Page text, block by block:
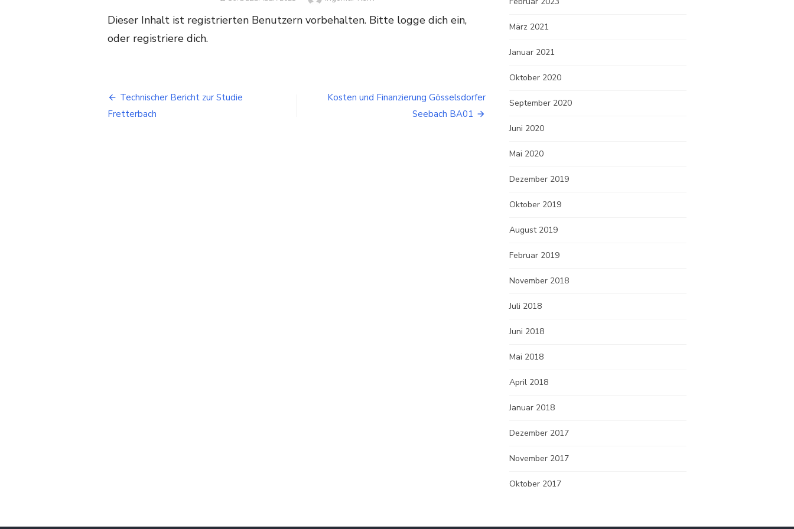
Dieser Inhalt ist registrierten Benutzern vorbehalten. Bitte logge dich ein,
oder registriere dich.
Beitragsnavigation
Technischer Bericht zur Studie
Fretterbach
Kosten und Finanzierung Gösselsdorfer
Seebach BA01
März 2021
Januar 2021
Oktober 2020
September 2020
Juni 2020
Mai 2020
Dezember 2019
Oktober 2019
August 2019
Februar 2019
November 2018
Juli 2018
Juni 2018
Mai 2018
April 2018
Januar 2018
Dezember 2017
November 2017
Oktober 2017